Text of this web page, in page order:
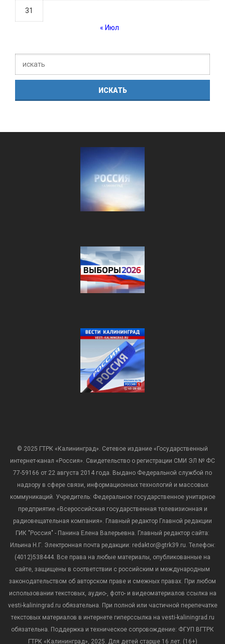
31
« Июл
© 2025 ГТРК «Калининград». Сетевое издание «Государственный
интернет-канал «Россия». Свидетельство о регистрации СМИ ЭЛ № ФС
77-59166 от 22 августа 2014 года. Выдано Федеральной службой по
надзору в сфере связи, информационных технологий и массовых
коммуникаций. Учредитель: Федеральное государственное унитарное
предприятие «Всероссийская государственная телевизионная и
радиовещательная компания». Главный редактор Главной редакции
ГИК "Россия" - Панина Елена Валерьевна. Главный редактор сайта:
Ильина Н.Г. Электронная почта редакции: redaktor@gtrk39.ru. Телефон:
(4012)538444. Все права на любые материалы, опубликованные на
сайте, защищены в соответствии с российским и международным
законодательством об авторском праве и смежных правах. При любом
использовании текстовых, аудио-, фото- и видеоматериалов ссылка на
vesti-kaliningrad.ru обязательна. При полной или частичной перепечатке
текстовых материалов в интернете гиперссылка на vesti-kaliningrad.ru
обязательна. Поддержка и техническое сопровождение: ФГУП ВГТРК
ГТРК «Калининград», 2025. Для детей старше 16 лет. (16+)